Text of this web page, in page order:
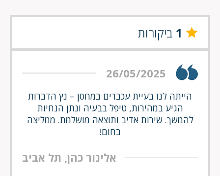
1 ביקורות
26/05/2025
הייתה לנו בעיית עכברים במחסן – נץ הדברות
הגיע במהירות, טיפל בבעיה ונתן הנחיות
להמשך. שירות אדיב ותוצאה מושלמת. ממליצה
בחום!
אלינור כהן, תל אביב